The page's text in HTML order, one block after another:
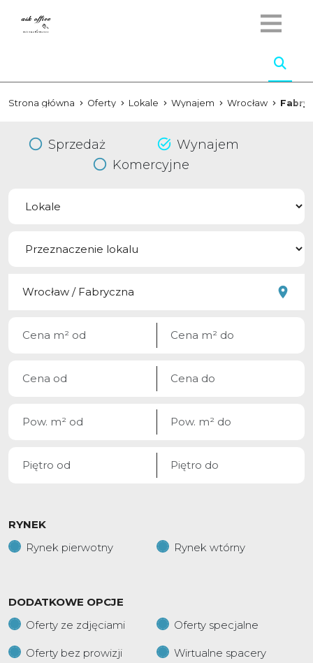
Strona główna Oferty Lokale Wynajem Wrocław
Sprzedaż
Wynajem
Komercyjne
RYNEK
Rynek pierwotny
Rynek wtórny
DODATKOWE OPCJE
Oferty ze zdjęciami
Oferty specjalne
Oferty bez prowizji Wirtualne spacery